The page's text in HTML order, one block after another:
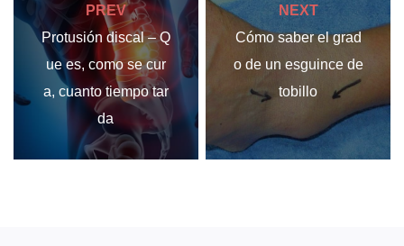
PREV
Protusión discal – Q
ue es, como se cur
a, cuanto tiempo tar
da
NEXT
Cómo saber el grad
o de un esguince de
tobillo